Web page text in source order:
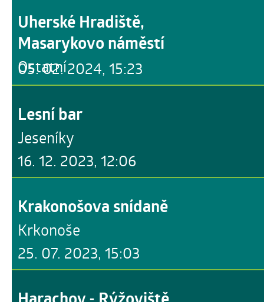
05. 02. 2024, 15:23
Uherské Hradiště,
Masarykovo náměstí
Ostatní
16. 12. 2023, 12:06
Lesní bar
Jeseníky
25. 07. 2023, 15:03
Krakonošova snídaně
Krkonoše